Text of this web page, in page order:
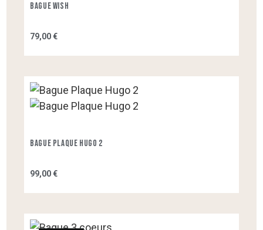
Bague Wish
79,00 €
Bague Plaque Hugo 2
99,00 €